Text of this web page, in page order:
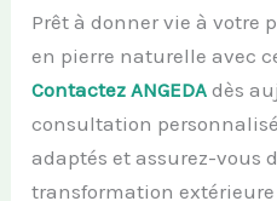
Prêt à donner vie à votre
en pierre naturelle avec
Contactez ANGEDA dès
consultation
adaptés et assurez-vous
transformation